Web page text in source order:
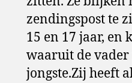
zendingspost te
15 en 17 jaar, en
waaruit de vader
jongste.Zij heeft